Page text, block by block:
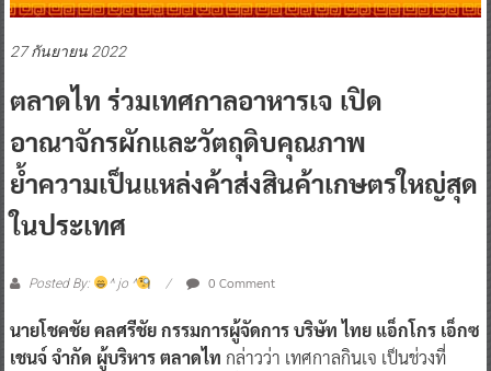
27 กันยายน 2022
ตลาดไท ร่วมเทศกาลอาหารเจ เปิด
อาณาจักรผักและวัตถุดิบคุณภาพ
ย้ำความเป็นแหล่งค้าส่งสินค้าเกษตรใหญ่สุด
ในประเทศ
Posted By: ^ jo ^ 0 Comment
นายโชคชัย คลศรีชัย กรรมการผู้จัดการ บริษัท ไทย แอ็กโกร เอ็กซ
เชนจ์ จำกัด ผู้บริหาร ตลาดไท กล่าวว่า เทศกาลกินเจ เป็นช่วงที่